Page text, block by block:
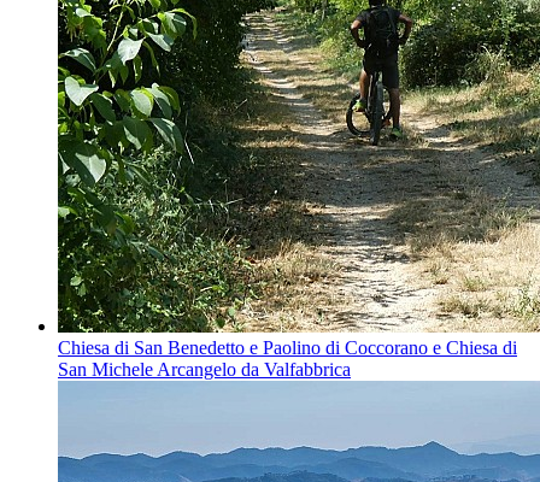
Chiesa di San Benedetto e Paolino di Coccorano e Chiesa di
San Michele Arcangelo da Valfabbrica